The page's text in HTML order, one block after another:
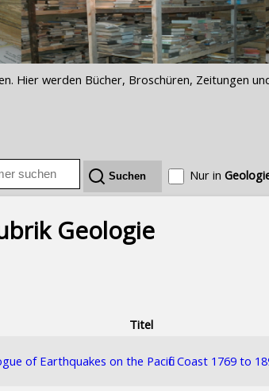
Hier werden Bücher, Broschüren, Zeitungen
Nur in
Geologie
Titel
of Earthquakes on the Pacific Coast 1769 to